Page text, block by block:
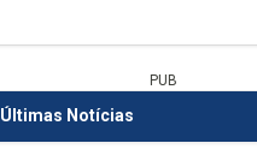
PUB
Últimas Notícias